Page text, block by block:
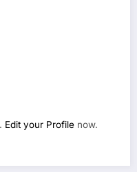
Edit your Profile now.